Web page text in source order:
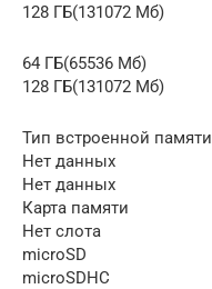
128 ГБ(131072 Мб)
64 ГБ(65536 Мб)
128 ГБ(131072 Мб)
Тип встроенной памяти
Нет данных
Нет данных
Карта памяти
Нет слота
microSD
microSDHC